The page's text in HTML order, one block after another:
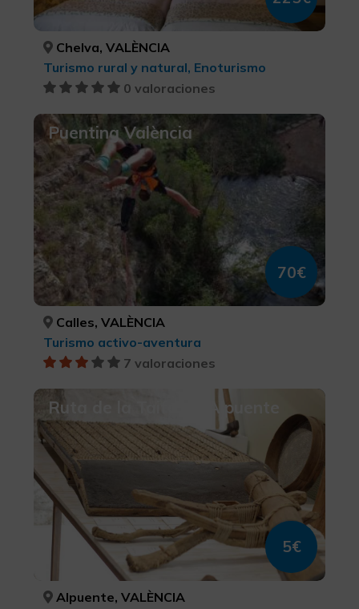
Chelva, VALÈNCIA
Turismo rural y natural, Enoturismo
0 valoraciones
Puenting València
70€
Calles, VALÈNCIA
Turismo activo-aventura
7 valoraciones
Ruta de la Taifa de Alpuente
5€
Alpuente, VALÈNCIA